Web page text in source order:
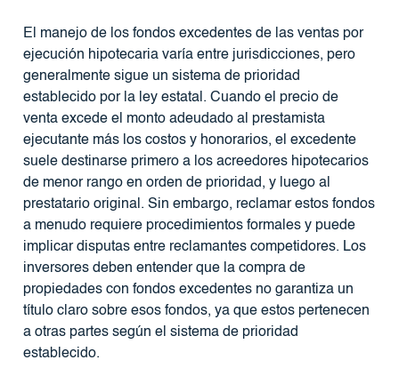
El manejo de los fondos excedentes de las ventas por
ejecución hipotecaria varía entre jurisdicciones, pero
generalmente sigue un sistema de prioridad
establecido por la ley estatal. Cuando el precio de
venta excede el monto adeudado al prestamista
ejecutante más los costos y honorarios, el excedente
suele destinarse primero a los acreedores hipotecarios
de menor rango en orden de prioridad, y luego al
prestatario original. Sin embargo, reclamar estos fondos
a menudo requiere procedimientos formales y puede
implicar disputas entre reclamantes competidores. Los
inversores deben entender que la compra de
propiedades con fondos excedentes no garantiza un
título claro sobre esos fondos, ya que estos pertenecen
a otras partes según el sistema de prioridad
establecido.